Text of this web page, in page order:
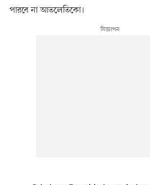
পারবে না আতলেতিকো।